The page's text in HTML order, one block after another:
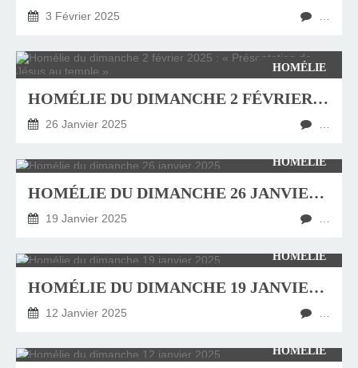
3 Février 2025
HOMÉLIE
HOMÉLIE DU DIMANCHE 2 FÉVRIER 2025 : « PRÉSENTATION DE JÉSUS AU TEMPLE »
26 Janvier 2025
HOMÉLIE
HOMÉLIE DU DIMANCHE 26 JANVIER 2025
19 Janvier 2025
HOMÉLIE
HOMÉLIE DU DIMANCHE 19 JANVIER 2025
12 Janvier 2025
HOMÉLIE